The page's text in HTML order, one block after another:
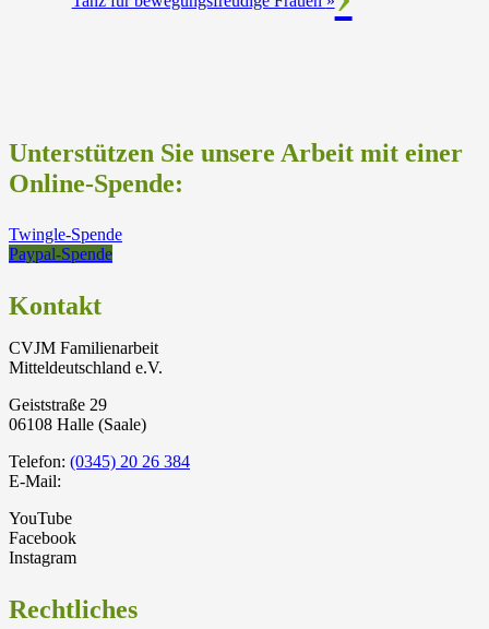
Unterstützen Sie unsere Arbeit mit einer
Online-Spende:
Twingle-Spende
Paypal-Spende
Kontakt
CVJM Familienarbeit
Mitteldeutschland e.V.
Geiststraße 29
06108 Halle (Saale)
Telefon: (0345) 20 26 384
E-Mail:
YouTube
Facebook
Instagram
Rechtliches